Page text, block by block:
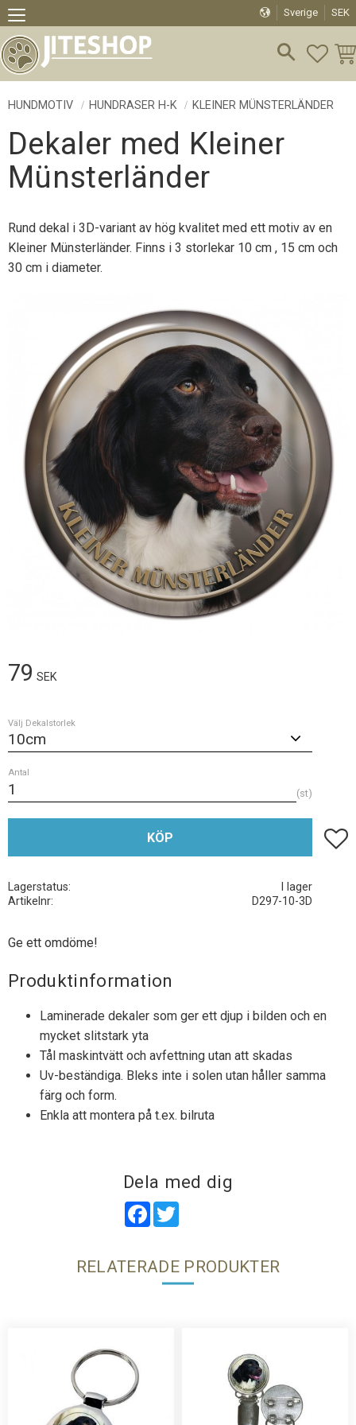
Meny
Sverige SEK
HUNDMOTIV HUNDRASER H-K KLEINER MÜNSTERLÄNDER
Dekaler med Kleiner
Münsterländer
Rund dekal i 3D-variant av hög kvalitet med ett motiv av en
Kleiner Münsterländer. Finns i 3 storlekar 10 cm , 15 cm och
30 cm i diameter.
79 SEK
Välj Dekalstorlek
Antal
st
KÖP Lägg
Lagerstatus
I lager
Artikelnr
D297-10-3D
Ge ett omdöme!
Produktinformation
Laminerade dekaler som ger ett djup i bilden och en
mycket slitstark yta
Tål maskintvätt och avfettning utan att skadas
Uv-beständiga. Bleks inte i solen utan håller samma
färg och form.
Enkla att montera på t.ex. bilruta
Dela med dig
Facebook
RELATERADE PRODUKTER